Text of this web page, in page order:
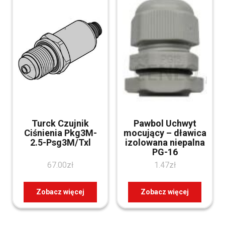
Turck Czujnik
Ciśnienia Pkg3M-
2.5-Psg3M/Txl
67.00zł
Zobacz więcej
Pawbol Uchwyt
mocujący – dławica
izolowana niepalna
PG-16
1.47zł
Zobacz więcej